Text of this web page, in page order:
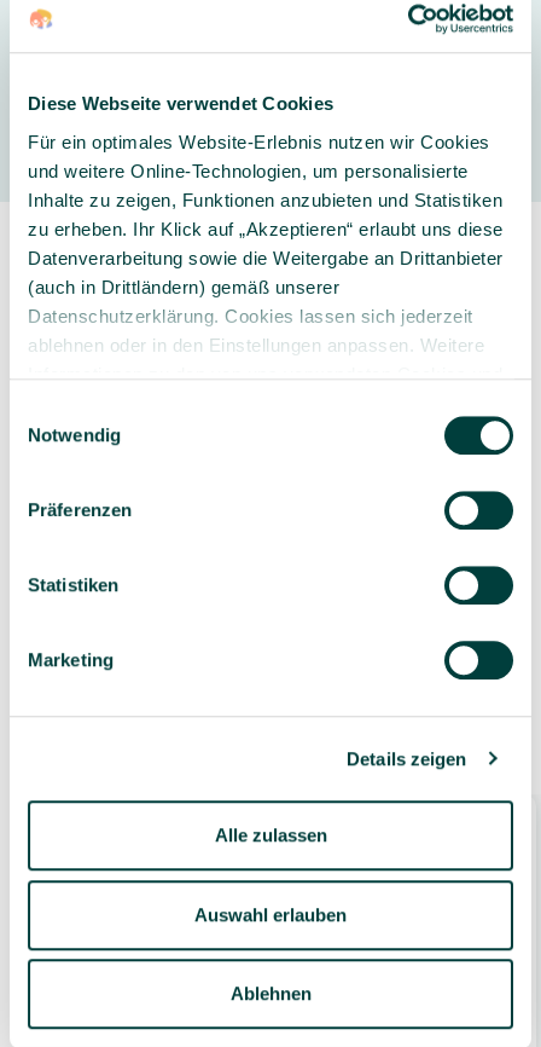
Diese Webseite verwendet Cookies
Für ein optimales Website-Erlebnis nutzen wir Cookies
und weitere Online-Technologien, um personalisierte
Inhalte zu zeigen, Funktionen anzubieten und Statistiken
zu erheben. Ihr Klick auf „Akzeptieren“ erlaubt uns diese
Datenverarbeitung sowie die Weitergabe an Drittanbieter
(auch in Drittländern) gemäß unserer
Datenschutzerklärung. Cookies lassen sich jederzeit
ablehnen oder in den Einstellungen anpassen. Weitere
schutz­erklärung
Notwendig
Präferenzen
Statistiken
Marketing
Details zeigen
Alle zulassen
Auswahl erlauben
Ablehnen
Hersteller
bei Versand aus dem
eigenen Lager
Bücherwagen Leseratte Mini, B/H/T: 76 x 60,5
x 55 cm